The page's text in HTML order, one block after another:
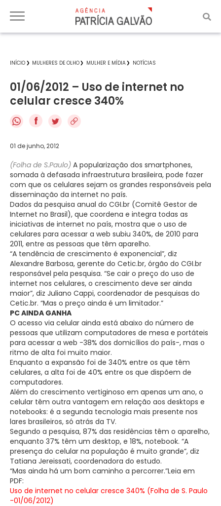
INÍCIO MULHERES DE OLHO MULHER E MÍDIA NOTÍCIAS
01/06/2012 – Uso de internet no
celular cresce 340%
f
01 de junho, 2012
(Folha de S.Paulo) A popularização dos smartphones,
somada à defasada infraestrutura brasileira, pode fazer
com que os celulares sejam os grandes responsáveis pela
disseminação da internet no país.
Dados da pesquisa anual do CGI.br (Comitê Gestor de
Internet no Brasil), que coordena e integra todas as
iniciativas de internet no país, mostra que o uso de
celulares para acessar a web subiu 340%, de 2010 para
2011, entre as pessoas que têm aparelho.
“A tendência de crescimento é exponencial”, diz
Alexandre Barbosa, gerente do Cetic.br, órgão do CGI.br
responsável pela pesquisa. “Se cair o preço do uso de
internet nos celulares, o crescimento deve ser ainda
maior”, diz Juliano Cappi, coordenador de pesquisas do
Cetic.br. “Mas o preço ainda é um limitador.”
PC AINDA GANHA
O acesso via celular ainda está abaixo do número de
pessoas que utilizam computadores de mesa e portáteis
para acessar a web -38% dos domicílios do país-, mas o
ritmo de alta foi muito maior.
Enquanto a expansão foi de 340% entre os que têm
celulares, a alta foi de 40% entre os que dispõem de
computadores.
Além do crescimento vertiginoso em apenas um ano, o
celular têm outra vantagem em relação aos desktops e
notebooks: é a segunda tecnologia mais presente nos
lares brasileiros, só atrás da TV.
Segundo a pesquisa, 87% das residências têm o aparelho,
enquanto 37% têm um desktop, e 18%, notebook. “A
presença do celular na população é muito grande”, diz
Tatiana Jereissati, coordenadora do estudo.
“Mas ainda há um bom caminho a percorrer.”Leia em
PDF:
Uso de internet no celular cresce 340% (Folha de S. Paulo
-01/06/2012)